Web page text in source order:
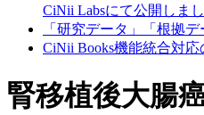
CiNii Labsにて公開しま
「研究データ」「根拠
CiNii Books機能統合対
腎移植後大腸